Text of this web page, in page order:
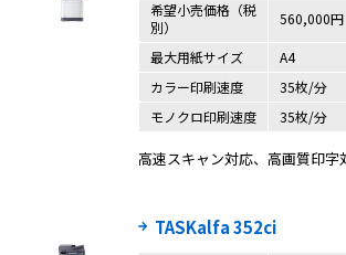
希望小売価格（税
別）
560,000円
最大用紙サイズ
A4
カラー印刷速度
35枚/分
モノクロ印刷速度
35枚/分
高速スキャン対応、高画質印字
TASKalfa 352ci